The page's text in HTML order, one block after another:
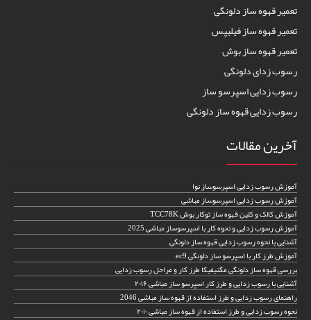
تعمیر قهوه ساز دلونگی
تعمیر قهوه ساز فیلیپس
تعمیر قهوه ساز بوش
رسوب زدای دلونگی
رسوب زدایی اسپرسو ساز
رسوب زدایی قهوه ساز دلونگی
آخرین مقالات
آموزش رسوب زدایی اسپرسوساز نوا
آموزش رسوب زدایی اسپرسوساز مباشی
آموزش کالک و کلین قهوه ساز توکار بوش TCC78K
آموزش رسوب زدایی و نحوه کار با اسپرسوساز مباشی 2025
آشنایی با نحوه رسوب زدایی قهوه ساز دلونگی
آموزش طرز کار با اسپرسو ساز دلونگی ec9
بررسی قهوه ساز دلونگی مگنیفیکا طرز کار و مراحل رسوب زدایی
آشنایی با رسوب زدایی و طرز کار اسپرسو ساز مباشی ۲۰۱۶
راهنمای رسوب زدایی و طرز استفاده از قهوه ساز مباشی 2046
نحوه رسوب زدایی و طرز استفاده از قهوه ساز مباشی ۲۰۱۰